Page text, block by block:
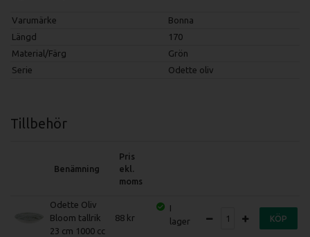
Varumärke
Bonna
Längd
170
Material/Färg
Grön
Serie
Odette oliv
Tillbehör
Benämning
Pris
ekl.
moms
Odette Oliv
Bloom tallrik
23 cm 1000 cc
88
I
lager
KÖP